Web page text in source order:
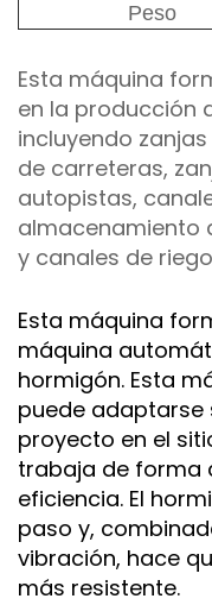
Peso
Esta máquina
en la producción
incluyendo
de carreteras,
autopistas,
almacenamiento
y canales de
Esta máquina
máquina
hormigón. Esta
puede adaptarse
proyecto en el
trabaja de forma
eficiencia. El
paso y,
vibración, hace
más resistente.